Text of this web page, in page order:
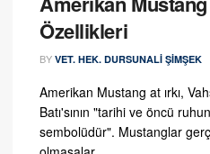
Özellikleri
BY VET. HEK. DURSUNALI ŞIMŞEK
Amerikan Mustang at ırkı,
Batı'sının "tarihi ve öncü
sembolüdür". Mustanglar